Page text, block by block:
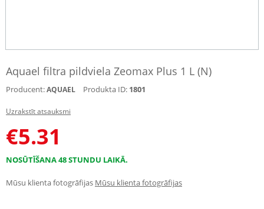
Aquael filtra pildviela Zeomax Plus 1 L (N)
Producent:AQUAEL Produkta ID: 1801
Uzrakstīt atsauksmi
€5.31
NOSŪTĪŠANA 48 STUNDU LAIKĀ.
Mūsu klienta fotogrāfijas Mūsu klienta fotogrāfijas